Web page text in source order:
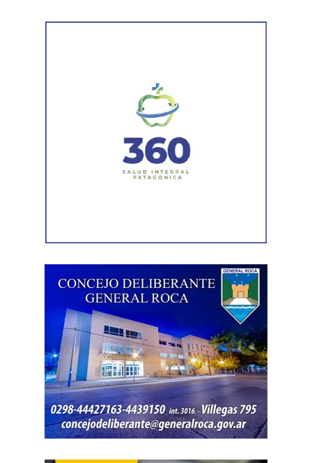
empresas, y convocó a las cámaras y entidades a «ser
Weretilneck situó la decisión en una planificación a largo
plazo sobre el cambio climático, estratégica en su sentido
económico: «Estamos hablando de temas realmente
importantes para nuestro futuro. Por eso enmarcar las
políticas que tienen que ver con el financiamiento y con la
En este sentido, enmarcó la decisión en la certeza de que
el granizo «es algo que llegó para quedarse» y que, por
eso, la respuesta del Estado «tiene que ser de carácter
permanente». También destacó que las herramientas
llegan en un contexto que vuelve oportuna la decisión de
invertir: «Estas herramientas llegan en el momento que
tienen que llegar. Si lo hubiésemos hecho tres o cuatro
años antes, nadie se habría animado a arriesgarse; y si lo
hiciéramos dentro de cinco años, el nivel de daño y de
pérdida en nuestras chacras y en nuestras producciones